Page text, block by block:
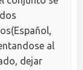
al
dejar